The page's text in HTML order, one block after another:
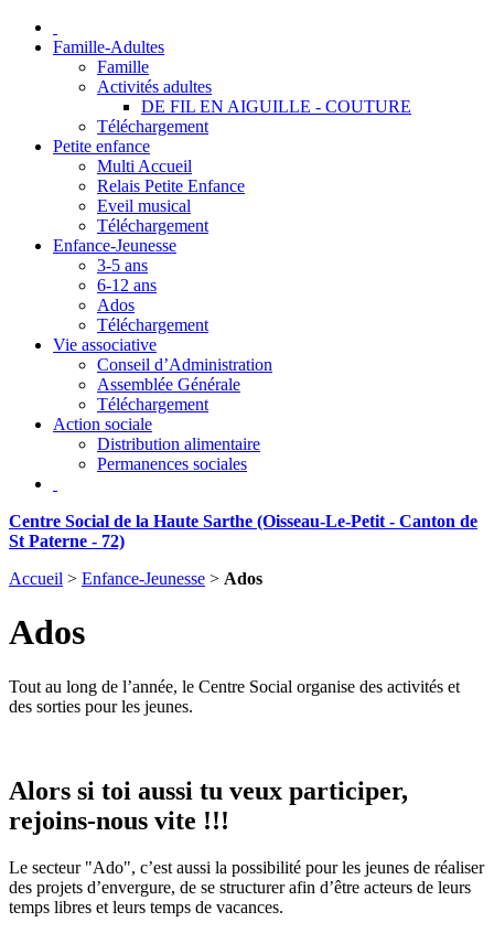
Famille-Adultes
Famille
Activités adultes
DE FIL EN AIGUILLE - COUTURE
Téléchargement
Petite enfance
Multi Accueil
Relais Petite Enfance
Eveil musical
Téléchargement
Enfance-Jeunesse
3-5 ans
6-12 ans
Ados
Téléchargement
Vie associative
Conseil d’Administration
Assemblée Générale
Téléchargement
Action sociale
Distribution alimentaire
Permanences sociales
Centre Social de la Haute Sarthe (Oisseau-Le-Petit - Canton de
St Paterne - 72)
Accueil > Enfance-Jeunesse > Ados
Ados
Tout au long de l’année, le Centre Social organise des activités et
des sorties pour les jeunes.
Alors si toi aussi tu veux participer,
rejoins-nous vite !!!
Le secteur "Ado", c’est aussi la possibilité pour les jeunes de réaliser
des projets d’envergure, de se structurer afin d’être acteurs de leurs
temps libres et leurs temps de vacances.